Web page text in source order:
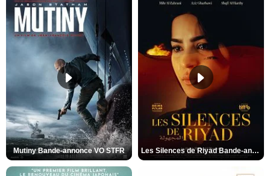
Mutiny Bande-annonce VO STFR Les Silences de Riyad Bande-annonce VO STFR